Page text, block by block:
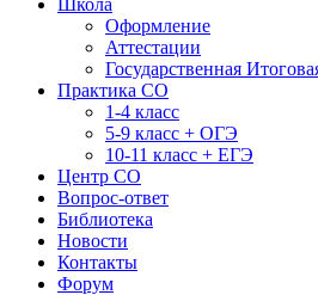
Школа
Оформление
Аттестации
Государственная
Практика СО
1-4 класс
5-9 класс + ОГЭ
10-11 класс + ЕГЭ
Центр СО
Вопрос-ответ
Библиотека
Новости
Контакты
Форум